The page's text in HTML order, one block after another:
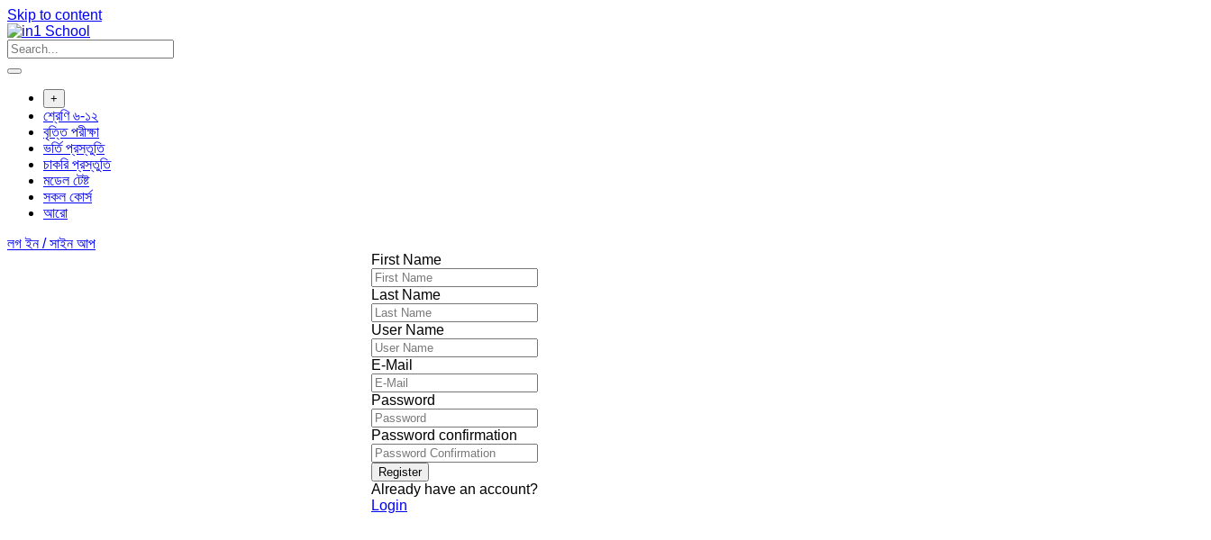
Skip to content
+
শ্রেণি ৬-১২
বৃত্তি পরীক্ষা
ভর্তি প্রস্তুতি
চাকরি প্রস্তুতি
মডেল টেষ্ট
সকল কোর্স
আরো
লগ ইন / সাইন আপ
First Name
Last Name
User Name
E-Mail
Password
Password confirmation
Register
Already have an account?
Login